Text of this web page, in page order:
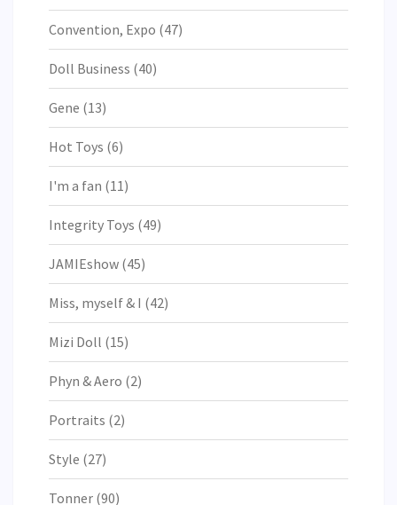
Convention, Expo (47)
Doll Business (40)
Gene (13)
Hot Toys (6)
I'm a fan (11)
Integrity Toys (49)
JAMIEshow (45)
Miss, myself & I (42)
Mizi Doll (15)
Phyn & Aero (2)
Portraits (2)
Style (27)
Tonner (90)